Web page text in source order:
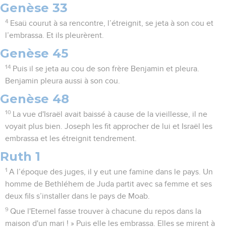
Genèse 33
4 Esaü courut à sa rencontre, l’étreignit, se jeta à son cou et
l’embrassa. Et ils pleurèrent.
Genèse 45
14 Puis il se jeta au cou de son frère Benjamin et pleura.
Benjamin pleura aussi à son cou.
Genèse 48
10
La vue d'Israël avait baissé à cause de la vieillesse, il ne
voyait plus bien. Joseph les fit approcher de lui et Israël les
embrassa et les étreignit tendrement.
Ruth 1
1 A l’époque des juges, il y eut une famine dans le pays. Un
homme de Bethléhem de Juda partit avec sa femme et ses
deux fils s’installer dans le pays de Moab.
9 Que l'Eternel fasse trouver à chacune du repos dans la
maison d'un mari ! » Puis elle les embrassa. Elles se mirent à